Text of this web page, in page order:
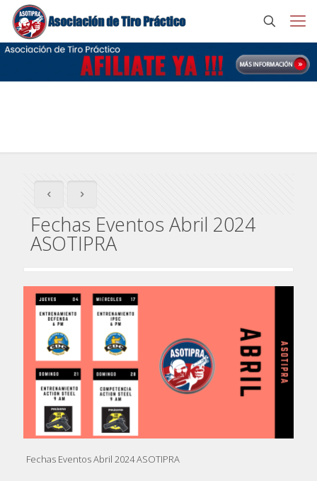
Fechas Eventos Abril 2024
ASOTIPRA
Fechas Eventos Abril 2024 ASOTIPRA